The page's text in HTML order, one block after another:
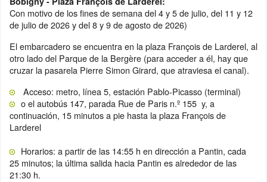
Con motivo de los fines de semana del 4 y 5 de julio, del 11 y 12
de julio de 2026 y del 8 y 9 de agosto de 2026)
El embarcadero se encuentra en la plaza François de Larderel, al
otro lado del Parque de la Bergère (para acceder a él, hay que
cruzar la pasarela Pierre Simon Girard, que atraviesa el canal).
Acceso: metro, línea 5, estación Pablo-Picasso (terminal)
o el autobús 147, parada Rue de Paris n.º 155 y, a
continuación, 15 minutos a pie hasta la plaza François de
Larderel
Horarios: a partir de las 14:55 h en dirección a Pantin, cada
25 minutos; la última salida hacia Pantin es alrededor de las
21:30 h.